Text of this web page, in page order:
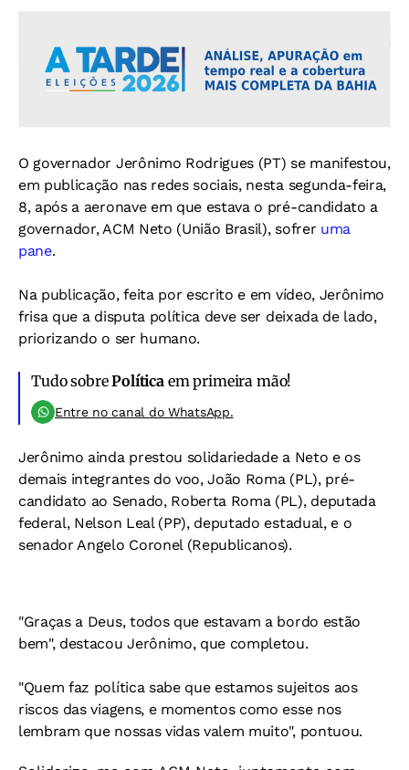
O governador Jerônimo Rodrigues (PT) se manifestou,
em publicação nas redes sociais, nesta segunda-feira,
8, após a aeronave em que estava o pré-candidato a
governador, ACM Neto (União Brasil), sofrer uma
pane.
Na publicação, feita por escrito e em vídeo, Jerônimo
frisa que a disputa política deve ser deixada de lado,
priorizando o ser humano.
Tudo sobrePolítica em primeira mão!
Entre no canal do WhatsApp.
Jerônimo ainda prestou solidariedade a Neto e os
demais integrantes do voo, João Roma (PL), pré-
candidato ao Senado, Roberta Roma (PL), deputada
federal, Nelson Leal (PP), deputado estadual, e o
senador Angelo Coronel (Republicanos).
"Graças a Deus, todos que estavam a bordo estão
bem", destacou Jerônimo, que completou.
"Quem faz política sabe que estamos sujeitos aos
riscos das viagens, e momentos como esse nos
lembram que nossas vidas valem muito", pontuou.